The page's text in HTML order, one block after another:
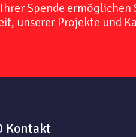
Spende
unserer Projekte und
Kontakt